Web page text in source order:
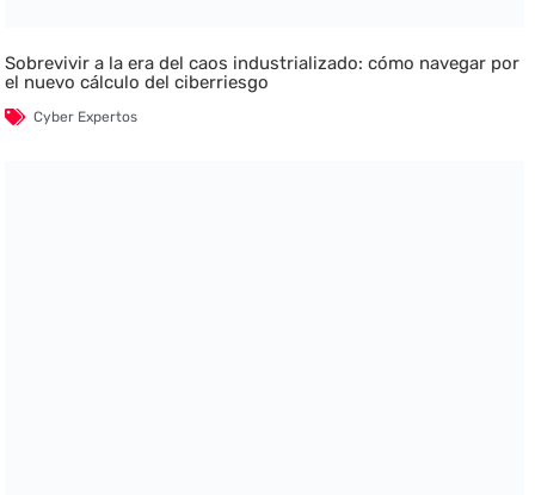
Sobrevivir a la era del caos industrializado: cómo navegar por
el nuevo cálculo del ciberriesgo
Cyber Expertos